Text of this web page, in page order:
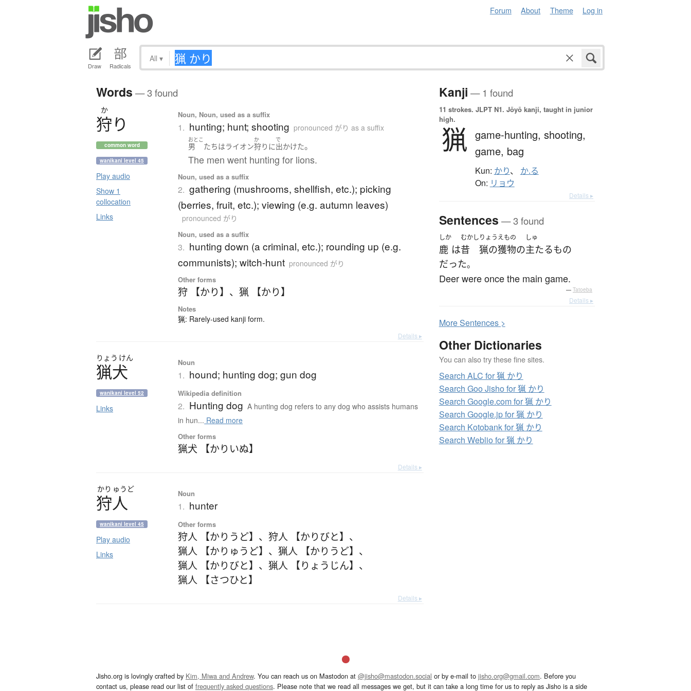
Forum About Theme Log in
Draw Radicals
All ▾
Words — 3 found
か
狩り
common word
wanikani level 45
Play audio
Show 1
collocation
Links
Noun, Noun, used as a suffix
1. hunting; hunt; shooting pronounced がり as a suffix
おとこ
男 たちはライオン
か
狩り に
で
出かけた。
The men went hunting for lions.
Noun, used as a suffix
2. gathering (mushrooms, shellfish, etc.); picking
(berries, fruit, etc.); viewing (e.g. autumn leaves)
pronounced がり
Noun, used as a suffix
3. hunting down (a criminal, etc.); rounding up (e.g.
communists); witch-hunt pronounced がり
Other forms
狩 【かり】 、猟 【かり】
Notes
猟: Rarely-used kanji form.
Details ▸
りょう けん
猟犬
wanikani level 52
Links
Noun
1. hound; hunting dog; gun dog
Wikipedia definition
2. Hunting dog A hunting dog refers to any dog who assists humans
in hun... Read more
Other forms
猟犬 【かりいぬ】
Details ▸
かり ゅうど
狩人
wanikani level 45
Play audio
Links
Noun
1. hunter
Other forms
狩人 【かりうど】 、狩人 【かりびと】 、
猟人 【かりゅうど】 、猟人 【かりうど】 、
猟人 【かりびと】 、猟人 【りょうじん】 、
猟人 【さつひと】
Details ▸
Kanji — 1 found
11 strokes. JLPT N1. Jōyō kanji, taught in junior
high.
猟 game-hunting, shooting,
game, bag
Kun: かり、 か.る
On: リョウ
Details ▸
Sentences — 3 found
しか
鹿 は
むかし
昔
りょう
猟の
えもの
獲物の
しゅ
主たるもの
だった。
Deer were once the main game.
— Tatoeba
Details ▸
MoreSentences >
Other Dictionaries
You can also try these fine sites.
Search ALC for 猟 かり
Search Goo Jisho for 猟 かり
Search Google.com for 猟 かり
Search Google.jp for 猟 かり
Search Kotobank for 猟 かり
Search Weblio for 猟 かり
Jisho.org is lovingly crafted by Kim, Miwa and Andrew. You can reach us on Mastodon at @jisho@mastodon.social or by e-mail to jisho.org@gmail.com. Before you
contact us, please read our list of frequently asked questions. Please note that we read all messages we get, but it can take a long time for us to reply as Jisho is a side